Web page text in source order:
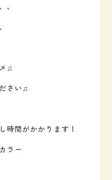
、
♫
さい♫
時間がかかります！
ラー